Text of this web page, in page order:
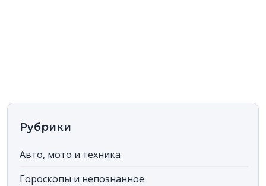
Рубрики
Авто, мото и техника
Гороскопы и непознанное